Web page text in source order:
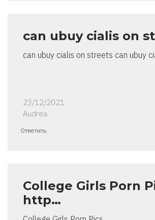
can ubuy cialis on
can ubuy cialis on streets can ubuy
23/12/2021
Audrea
Ответить
College Girls Porn
http…